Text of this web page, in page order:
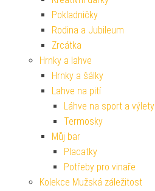
Pokladničky
Rodina a Jubileum
Zrcátka
Hrnky a lahve
Hrnky a šálky
Lahve na pití
Láhve na sport a výlety
Termosky
Můj bar
Placatky
Potřeby pro vinaře
Kolekce Mužská záležitost